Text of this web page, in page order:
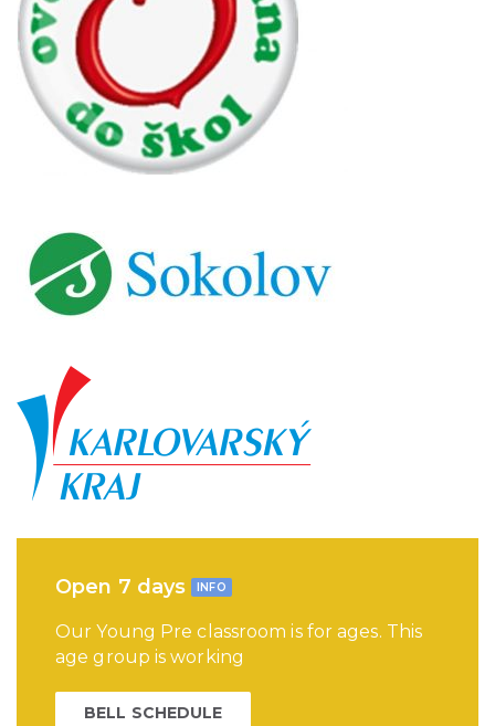
Open 7 days INFO
Our Young Pre classroom is for ages. This
age group is working
BELL SCHEDULE